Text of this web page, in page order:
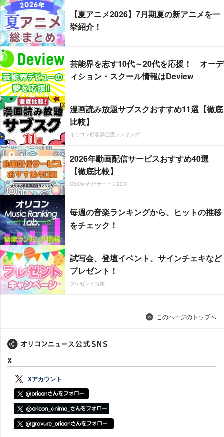
【夏アニメ2026】7月期夏の新アニメを一
挙紹介！
芸能界を志す10代～20代を応援！ オーデ
ィション・スクール情報はDeview
漫画読み放題サブスクおすすめ11選【徹底
比較】
オリコン顧客満足度ランキング
2026年動画配信サービスおすすめ40選
【徹底比較】
CS動画配信サービス20選
毎週の音楽ランキングから、ヒットの推移
をチェック！
試写会、登壇イベント、サインチェキなど
プレゼント！
プレゼント特集
このページのトップへ
X
Xアカウント